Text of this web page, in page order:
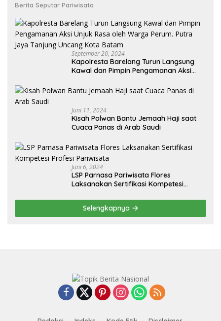
Berita Seputar Pariwisata
September 20, 2024
Kapolresta Barelang Turun Langsung
Kawal dan Pimpin Pengamanan Aksi
Jaya Tanjung Uncang Kota Batam
Juni 11, 2024
Kisah Polwan Bantu Jemaah Haji saat
Cuaca Panas di Arab Saudi
Juni 6, 2024
LSP Parnasa Pariwisata Flores
Laksanakan Sertifikasi Kompetesi
Selengkapnya